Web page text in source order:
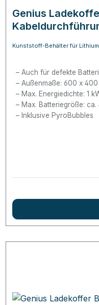
Genius
Kunststoff-Behälter für
Auch für defekte
Außenmaße: 600 x
Max. Energiedichte: 1
Max. Batteriegröße:
Inklusive PyroBubbles